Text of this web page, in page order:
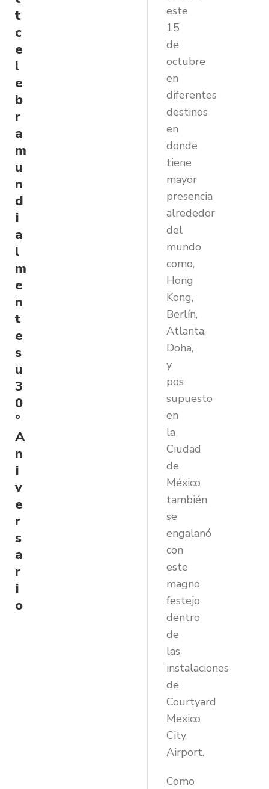
t
c
e
l
e
b
r
a
m
u
n
d
i
a
l
m
e
n
t
e
s
u
3
0
°
A
n
i
v
e
r
s
a
r
i
o
este
15
de
octubre
en
diferentes
destinos
en
donde
tiene
mayor
presencia
alrededor
del
mundo
como,
Hong
Kong,
Berlín,
Atlanta,
Doha,
y
pos
supuesto
en
la
Ciudad
de
México
también
se
engalanó
con
este
magno
festejo
dentro
de
las
instalaciones
de
Courtyard
Mexico
City
Airport.
Como